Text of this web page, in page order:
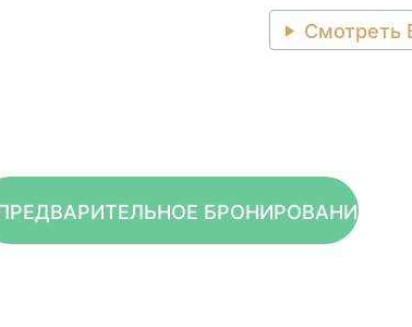
Смотреть
БРОНИРОВАНИЕ